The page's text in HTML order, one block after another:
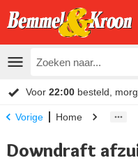
Voor 22:00 besteld,
Vorige Home
Downdraft